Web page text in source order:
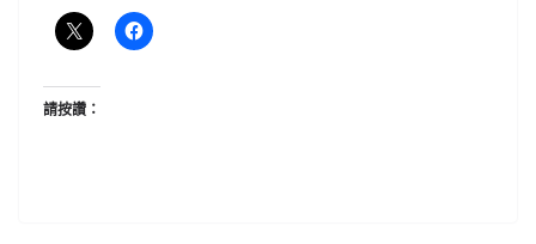
請按讚：